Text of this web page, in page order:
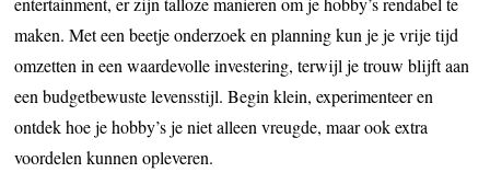
maken. Met een beetje onderzoek en planning kun je je vrije tijd
omzetten in een waardevolle investering, terwijl je trouw blijft aan
een budgetbewuste levensstijl. Begin klein, experimenteer en
ontdek hoe je hobby’s je niet alleen vreugde, maar ook extra
voordelen kunnen opleveren.